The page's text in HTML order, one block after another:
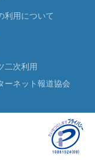
利用について
二次利用
ーネット報道協会